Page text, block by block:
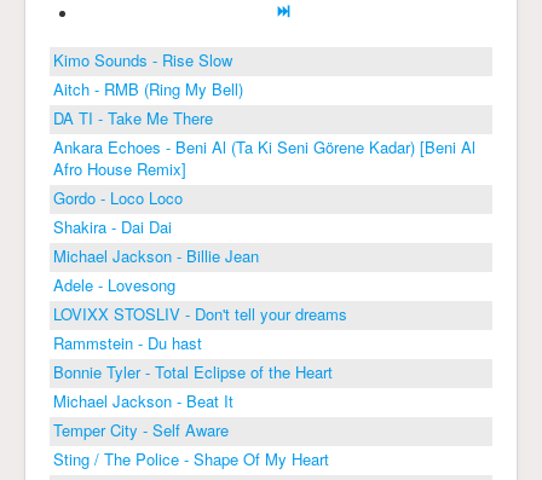
Kimo Sounds - Rise Slow
Aitch - RMB (Ring My Bell)
DA TI - Take Me There
Ankara Echoes - Beni Al (Ta Ki Seni Görene Kadar) [Beni Al
Afro House Remix]
Gordo - Loco Loco
Shakira - Dai Dai
Michael Jackson - Billie Jean
Adele - Lovesong
LOVIXX STOSLIV - Don't tell your dreams
Rammstein - Du hast
Bonnie Tyler - Total Eclipse of the Heart
Michael Jackson - Beat It
Temper City - Self Aware
Sting / The Police - Shape Of My Heart